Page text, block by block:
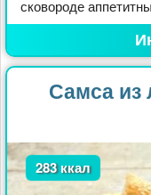
сковороде
Самса
283 ккал